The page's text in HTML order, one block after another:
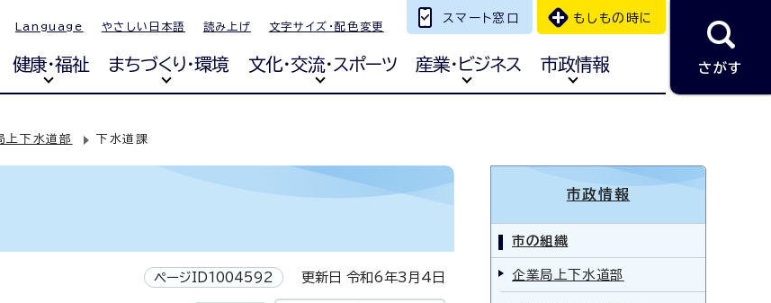
Language やさしい日本語 読み上げ 文字サイズ・配色変更
スマート窓口 もしもの時に
健康・福祉 まちづくり・環境 文化・交流・スポーツ 産業・ビジネス 市政情報 さがす
上下水道部 下水道課
ページID1004592 更新日 令和6年3月4日
市政情報
市の組織
企業局上下水道部